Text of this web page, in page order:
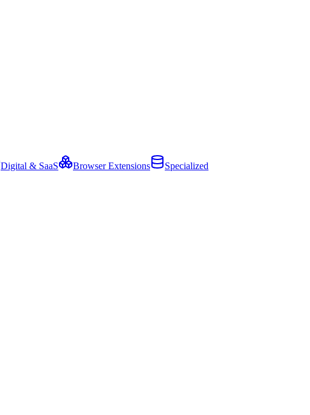
Digital & SaaS Browser Extensions Specialized